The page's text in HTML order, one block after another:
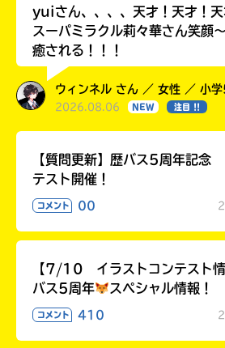
yuiさん、、、、天才！天才！天
スーパミラクル莉々華さん笑顔〜
癒される！！！
ウィンネル さん ／ 女性 ／ 小
2026.08.06 NEW 注目 !!
【質問更新】歴バス5周年記念
テスト開催！
コメント 00
【7/10 イラストコンテスト情
バス5周年
スペシャル情報！
コメント 410